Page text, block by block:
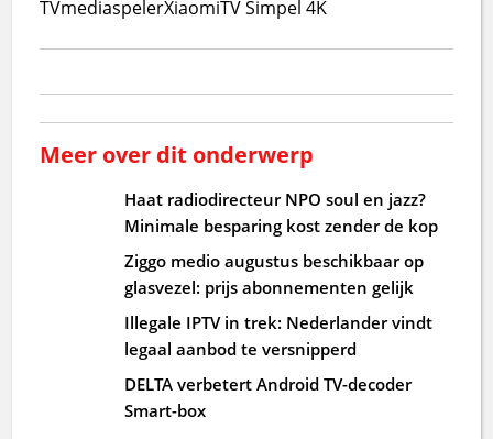
TVmediaspelerXiaomiTV Simpel 4K
Meer over dit onderwerp
Haat radiodirecteur NPO soul en jazz?
Minimale besparing kost zender de kop
Ziggo medio augustus beschikbaar op
glasvezel: prijs abonnementen gelijk
Illegale IPTV in trek: Nederlander vindt
legaal aanbod te versnipperd
DELTA verbetert Android TV-decoder
Smart-box